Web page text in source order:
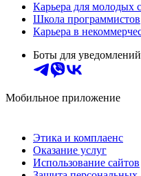
Карьера для молодых
Школа программистов
Карьера в
Боты для уведомлений
Мобильное приложение
Этика и комплаенс
Оказание услуг
Использование сайтов